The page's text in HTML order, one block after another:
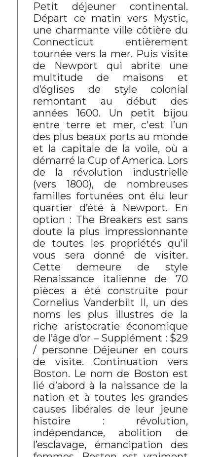
Petit déjeuner continental.
Départ ce matin vers Mystic,
une charmante ville côtière du
Connecticut entièrement
tournée vers la mer. Puis visite
de Newport qui abrite une
multitude de maisons et
d’églises de style colonial
remontant au début des
années 1600. Un petit bijou
entre terre et mer, c'est l’un
des plus beaux ports au monde
et la capitale de la voile, où a
démarré la Cup of America. Lors
de la révolution industrielle
(vers 1800), de nombreuses
familles fortunées ont élu leur
quartier d’été à Newport. En
option : The Breakers est sans
doute la plus impressionnante
de toutes les propriétés qu’il
vous sera donné de visiter.
Cette demeure de style
Renaissance italienne de 70
pièces a été construite pour
Cornelius Vanderbilt II, un des
noms les plus illustres de la
riche aristocratie économique
de l’âge d’or – Supplément : $29
/ personne Déjeuner en cours
de visite. Continuation vers
Boston. Le nom de Boston est
lié d’abord à la naissance de la
nation et à toutes les grandes
causes libérales de leur jeune
histoire : révolution,
indépendance, abolition de
l’esclavage, émancipation des